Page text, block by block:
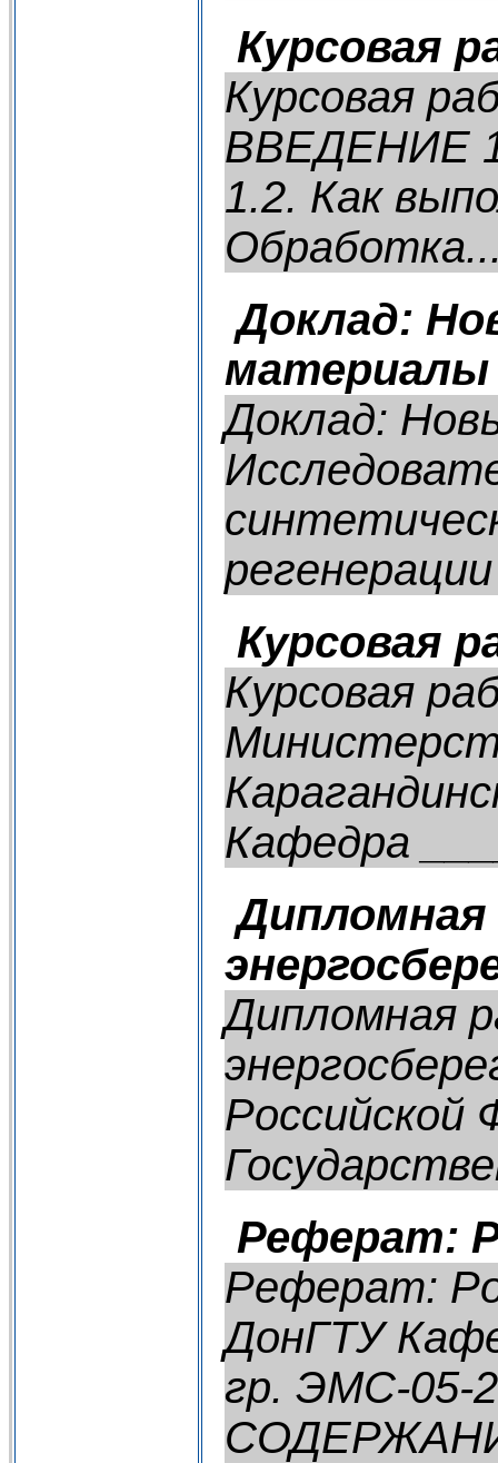
Курсовая
Курсовая
ВВЕДЕНИЕ
1.2. Как
Доклад:
материалы
Доклад:
Курсовая
Курсовая
Кафедра
Дипломная
Дипломная
Российской
Реферат:
Реферат:
ДонГТУ
гр. ЭМС-05-